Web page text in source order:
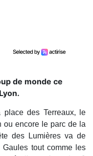
de monde ce
des Terreaux, le
ou encore le parc de la
des Lumières va de
tout comme les